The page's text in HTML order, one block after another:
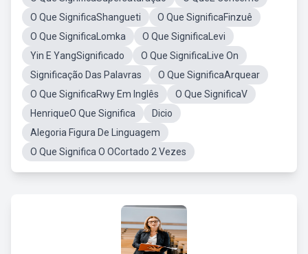
O Que SignificaShangueti
O Que SignificaFinzuê
O Que SignificaLomka
O Que SignificaLevi
Yin E YangSignificado
O Que SignificaLive On
Significação Das Palavras
O Que SignificaArquear
O Que SignificaRwy Em Inglês
O Que SignificaV
HenriqueO Que Significa
Dicio
Alegoria Figura De Linguagem
O Que Significa O OCortado 2 Vezes